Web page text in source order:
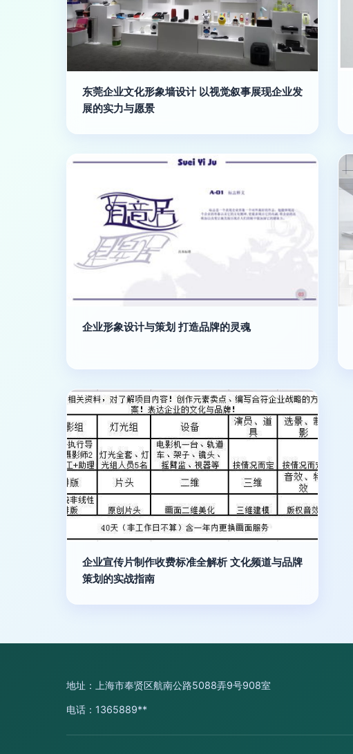
东莞企业文化形象墙设计 以视觉叙事展现企业发
展的实力与愿景
企业形象设计与策划 打造品牌的灵魂
企业宣传片制作收费标准全解析 文化频道与品牌
策划的实战指南
地址：上海市奉贤区航南公路5088弄9号908室
电话：1365889**